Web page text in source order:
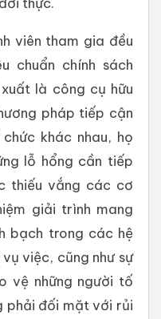
viên tham gia đều
chuẩn chính sách
là công cụ hữu
pháp tiếp cận
khác nhau, họ
lỗ hổng cần tiếp
thiếu vắng các cơ
giải trình mang
bạch trong các hệ
việc, cũng như sự
vệ những người tố
phải đối mặt với rủi